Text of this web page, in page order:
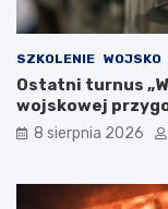
ą
d
z
a
n
i
a
o
–
c
z
y
l
i
b
y
SZKOLENIE WOJSKO
Ostatni turnus
wojskowej
8 sierpnia 2026